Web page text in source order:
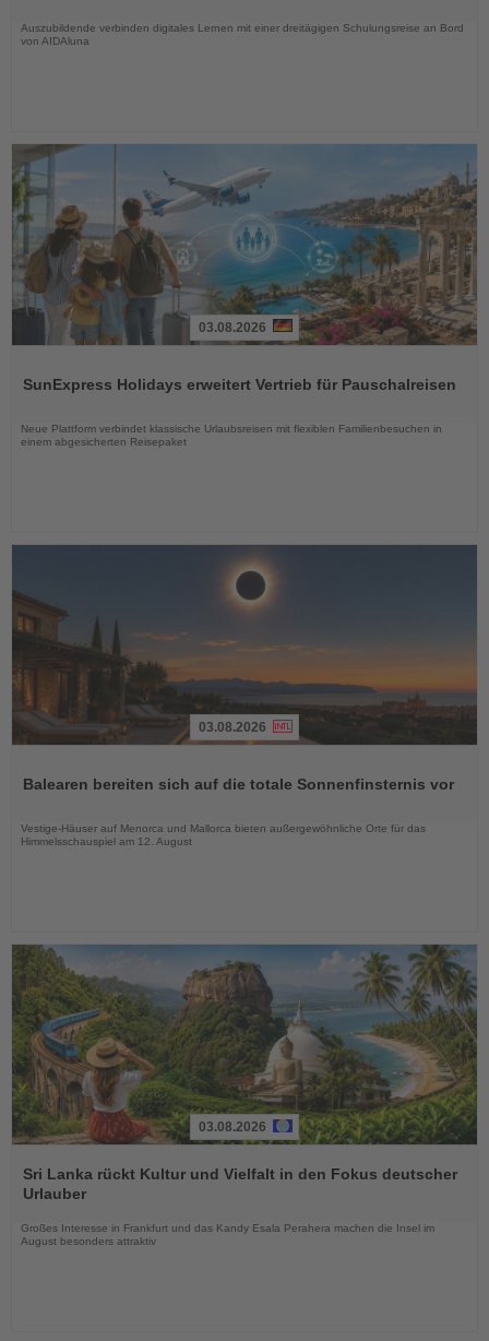
Auszubildende verbinden digitales Lernen mit einer dreitägigen Schulungsreise an Bord
von AIDAluna
die
03.08.2026
SunExpress Holidays erweitert Vertrieb für Pauschalreisen
Neue Plattform verbindet klassische Urlaubsreisen mit flexiblen Familienbesuchen in
einem abgesicherten Reisepaket
die
03.08.2026
Balearen bereiten sich auf die totale Sonnenfinsternis vor
Vestige-Häuser auf Menorca und Mallorca bieten außergewöhnliche Orte für das
Himmelsschauspiel am 12. August
Sie
die
03.08.2026
Sri Lanka rückt Kultur und Vielfalt in den Fokus deutscher
Urlauber
Großes Interesse in Frankfurt und das Kandy Esala Perahera machen die Insel im
August besonders attraktiv